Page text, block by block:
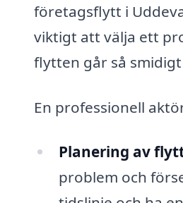
företagsflytt i
viktigt att välja ett
flytten går så
En professionell
Planering av
problem och